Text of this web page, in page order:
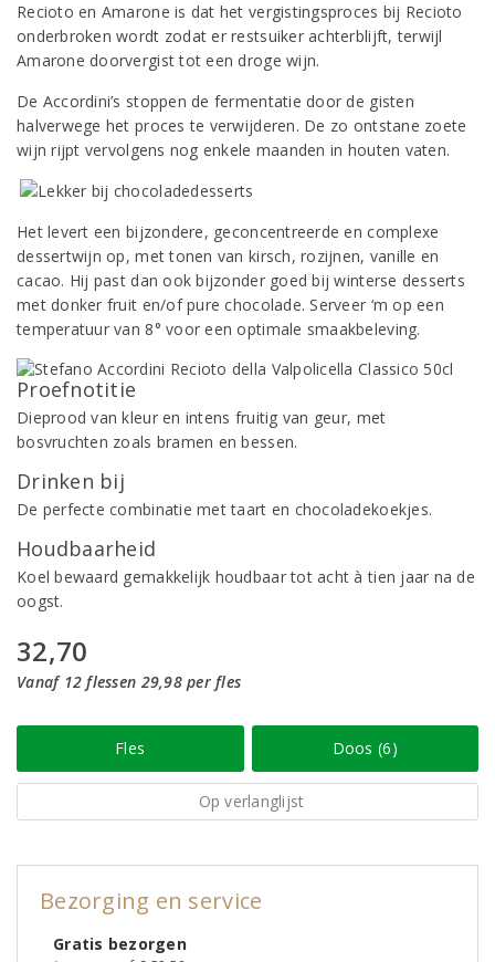
Recioto en Amarone is dat het vergistingsproces bij Recioto
onderbroken wordt zodat er restsuiker achterblijft, terwijl
Amarone doorvergist tot een droge wijn.
De Accordini’s stoppen de fermentatie door de gisten
halverwege het proces te verwijderen. De zo ontstane zoete
wijn rijpt vervolgens nog enkele maanden in houten vaten.
Het levert een bijzondere, geconcentreerde en complexe
dessertwijn op, met tonen van kirsch, rozijnen, vanille en
cacao. Hij past dan ook bijzonder goed bij winterse desserts
met donker fruit en/of pure chocolade. Serveer ‘m op een
temperatuur van 8° voor een optimale smaakbeleving.
Proefnotitie
Dieprood van kleur en intens fruitig van geur, met
bosvruchten zoals bramen en bessen.
Drinken bij
De perfecte combinatie met taart en chocoladekoekjes.
Houdbaarheid
Koel bewaard gemakkelijk houdbaar tot acht à tien jaar na de
oogst.
32,70
Vanaf 12 flessen 29,98 per fles
Fles Doos (6)
Op verlanglijst
Bezorging en service
Gratis bezorgen